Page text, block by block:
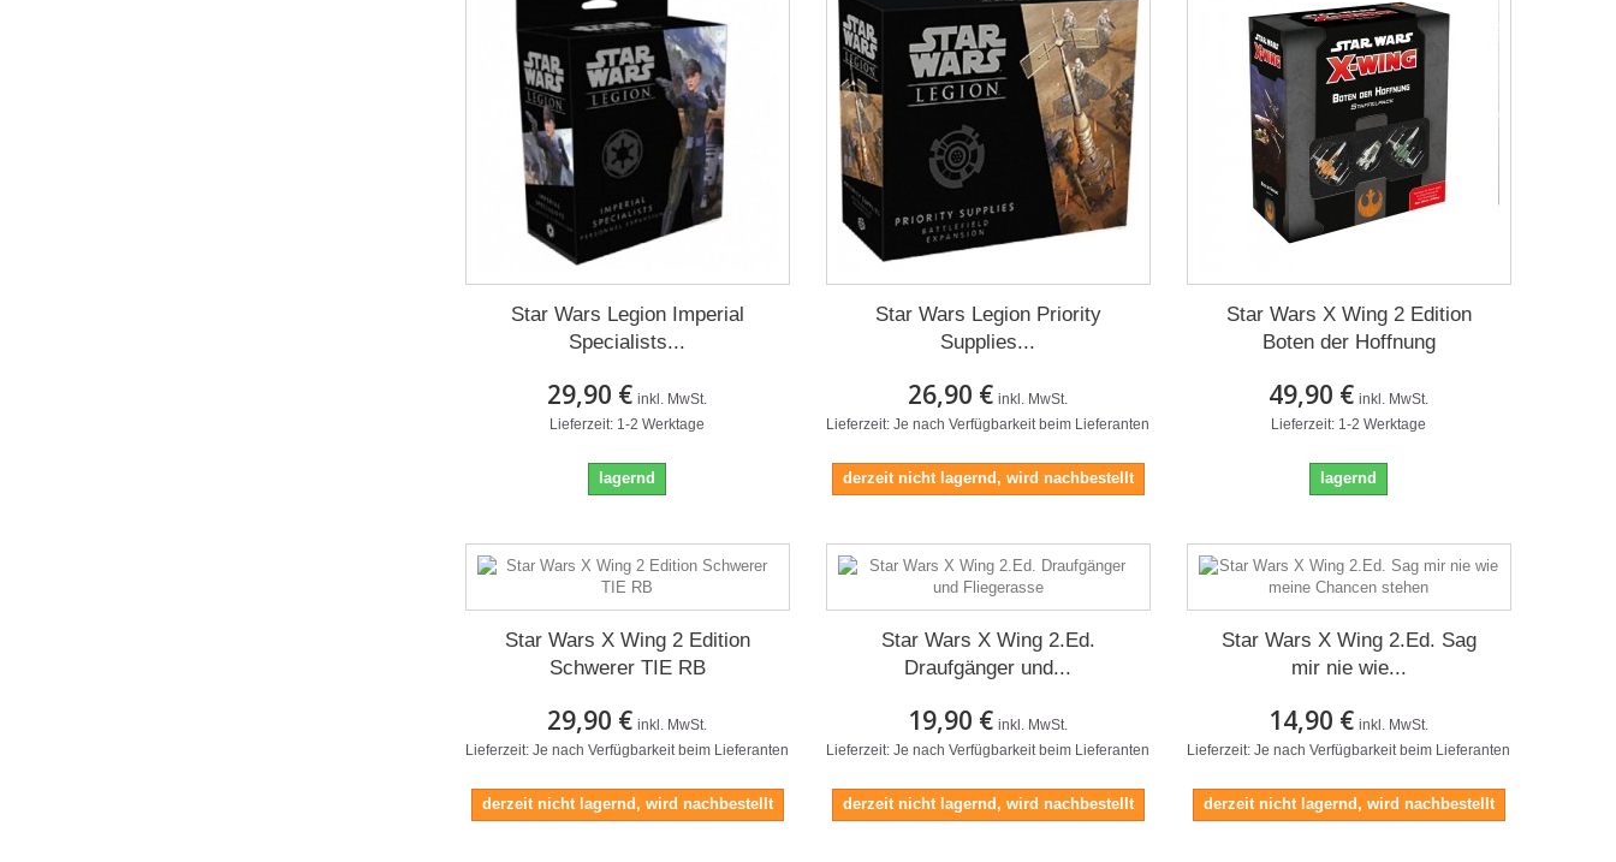
Star Wars Legion Imperial
Specialists...
29,90 € inkl. MwSt.
Lieferzeit: 1-2 Werktage
lagernd
Star Wars Legion Priority
Supplies...
26,90 € inkl. MwSt.
Lieferzeit: Je nach Verfügbarkeit beim Lieferanten
derzeit nicht lagernd, wird nachbestellt
Star Wars X Wing 2 Edition
Boten der Hoffnung
49,90 € inkl. MwSt.
Lieferzeit: 1-2 Werktage
lagernd
Star Wars X Wing 2 Edition
Schwerer TIE RB
29,90 € inkl. MwSt.
Lieferzeit: Je nach Verfügbarkeit beim Lieferanten
derzeit nicht lagernd, wird nachbestellt
Star Wars X Wing 2.Ed.
Draufgänger und...
19,90 € inkl. MwSt.
Lieferzeit: Je nach Verfügbarkeit beim Lieferanten
derzeit nicht lagernd, wird nachbestellt
Star Wars X Wing 2.Ed. Sag
mir nie wie...
14,90 € inkl. MwSt.
Lieferzeit: Je nach Verfügbarkeit beim Lieferanten
derzeit nicht lagernd, wird nachbestellt